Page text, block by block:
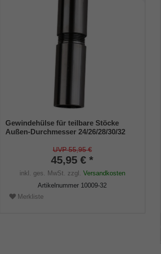
Gewindehülse für teilbare Stöcke
Außen-Durchmesser 24/26/28/30/32
UVP 55,95 €
45,95 € *
inkl. ges. MwSt. zzgl. Versandkosten
Artikelnummer 10009-32
Merkliste